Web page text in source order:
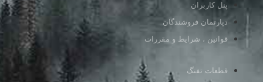
پنل کاربران
دپارتمان فروشندگان
قوانین ، شرایط و مقررات
قطعات تفنگ